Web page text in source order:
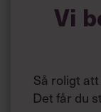
Vi
Så roligt
Det får du